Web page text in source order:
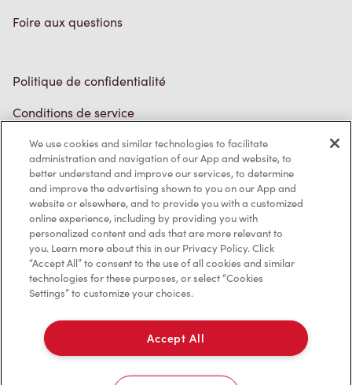
Foire aux questions
Politique de confidentialité
Conditions de service
Marques de commerce
Accessibilité
Diagnostic
Contactez-nous
TM & © Tim Hortons, 2023
We use cookies and similar technologies to facilitate
administration and navigation of our App and website, to
better understand and improve our services, to determine
and improve the advertising shown to you on our App and
website or elsewhere, and to provide you with a customized
online experience, including by providing you with
personalized content and ads that are more relevant to
you. Learn more about this in our Privacy Policy. Click
“Accept All” to consent to the use of all cookies and similar
technologies for these purposes, or select “Cookies
Settings” to customize your choices.
Accept All